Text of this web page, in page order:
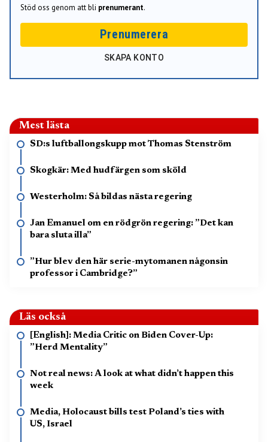
Stöd oss genom att bli prenumerant.
Prenumerera
SKAPA KONTO
Mest lästa
SD:s luftballongskupp mot Thomas Stenström
Skogkär: Med hudfärgen som sköld
Westerholm: Så bildas nästa regering
Jan Emanuel om en rödgrön regering: ”Det kan
bara sluta illa”
”Hur blev den här serie-mytomanen någonsin
professor i Cambridge?”
Läs också
[English]: Media Critic on Biden Cover-Up:
”Herd Mentality”
Not real news: A look at what didn’t happen this
week
Media, Holocaust bills test Poland’s ties with
US, Israel